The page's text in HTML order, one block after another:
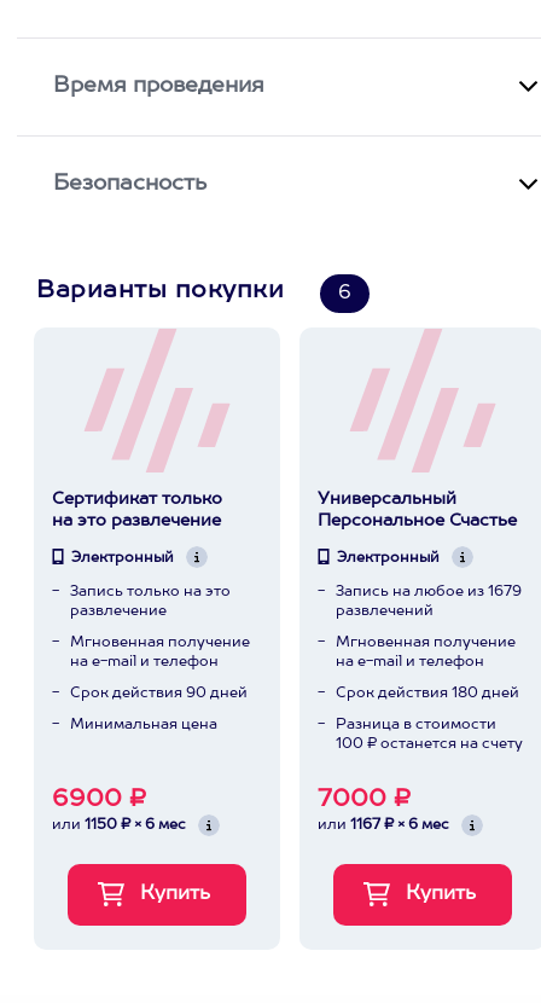
Время проведения
Безопасность
Варианты покупки 6
Сертификат только
на это развлечение
Электронный
Запись только на это
развлечение
Мгновенная получение
на e-mail и телефон
Срок действия 90 дней
Минимальная цена
6900 ₽
или 1150 ₽ × 6 мес
Универсальный
Персональное Счастье
Электронный
Запись на любое из 1679
развлечений
Мгновенная получение
на e-mail и телефон
Срок действия 180 дней
Разница в стоимости
100 ₽ останется на счету
7000 ₽
или 1167 ₽ × 6 мес